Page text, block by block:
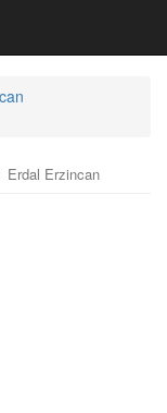
Erdal Erzincan